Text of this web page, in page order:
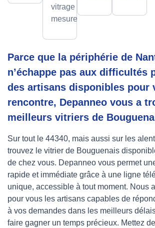
vitrage sur
mesure.
Parce que la périphérie de
n’échappe pas aux difficultés
des artisans disponibles pour
rencontre, Depanneo vous a
meilleurs vitriers de
Sur tout le 44340, mais aussi sur les
trouvez le vitrier de Bouguenais
de chez vous. Depanneo vous permet
rapide et immédiate grâce à une ligne
unique, accessible à tout moment. Nous
pour vous les artisans capables de
à vos demandes dans les meilleurs
faire gagner un temps précieux. Mettez